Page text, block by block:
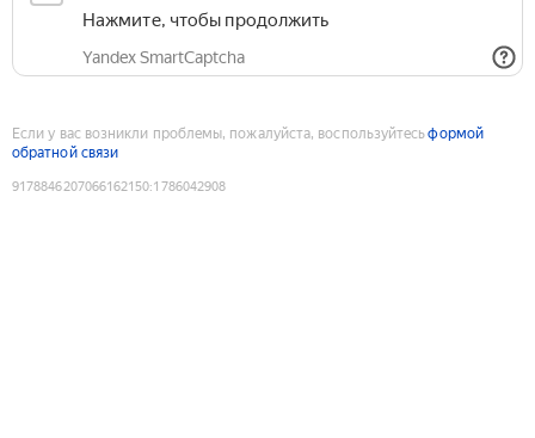
Нажмите, чтобы продолжить
Yandex SmartCaptcha
Если у вас возникли проблемы, пожалуйста, воспользуйтесьформой
обратной связи
9178846207066162150:1786042908